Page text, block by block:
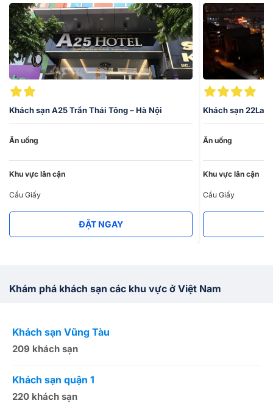
phường Hà Nội. Ngoài ra, tại khách sạn còn có các dịch vụ
khác như:dịch vụ lễ tân, dịch vụ phòng,nhà hàng .
Hãy liên hệ theo hotline1900 4698 của Vietnam Booking
để
được tư vấn và hỗ trợ đặt phòng khách sạn ở Hà Nộimột cách
chi tiết.
Khách sạn A25 Trần Thái Tông – Hà Nội
Ăn uống
Khu vực lân cận
Cầu Giấy
ĐẶT NGAY
Khách sạn
Ăn uống
Khu vực lân cận
Cầu Giấy
Khám phá khách sạn các khu vực ở Việt Nam
Khách sạn Vũng Tàu
209 khách sạn
Khách sạn quận 1
220 khách sạn